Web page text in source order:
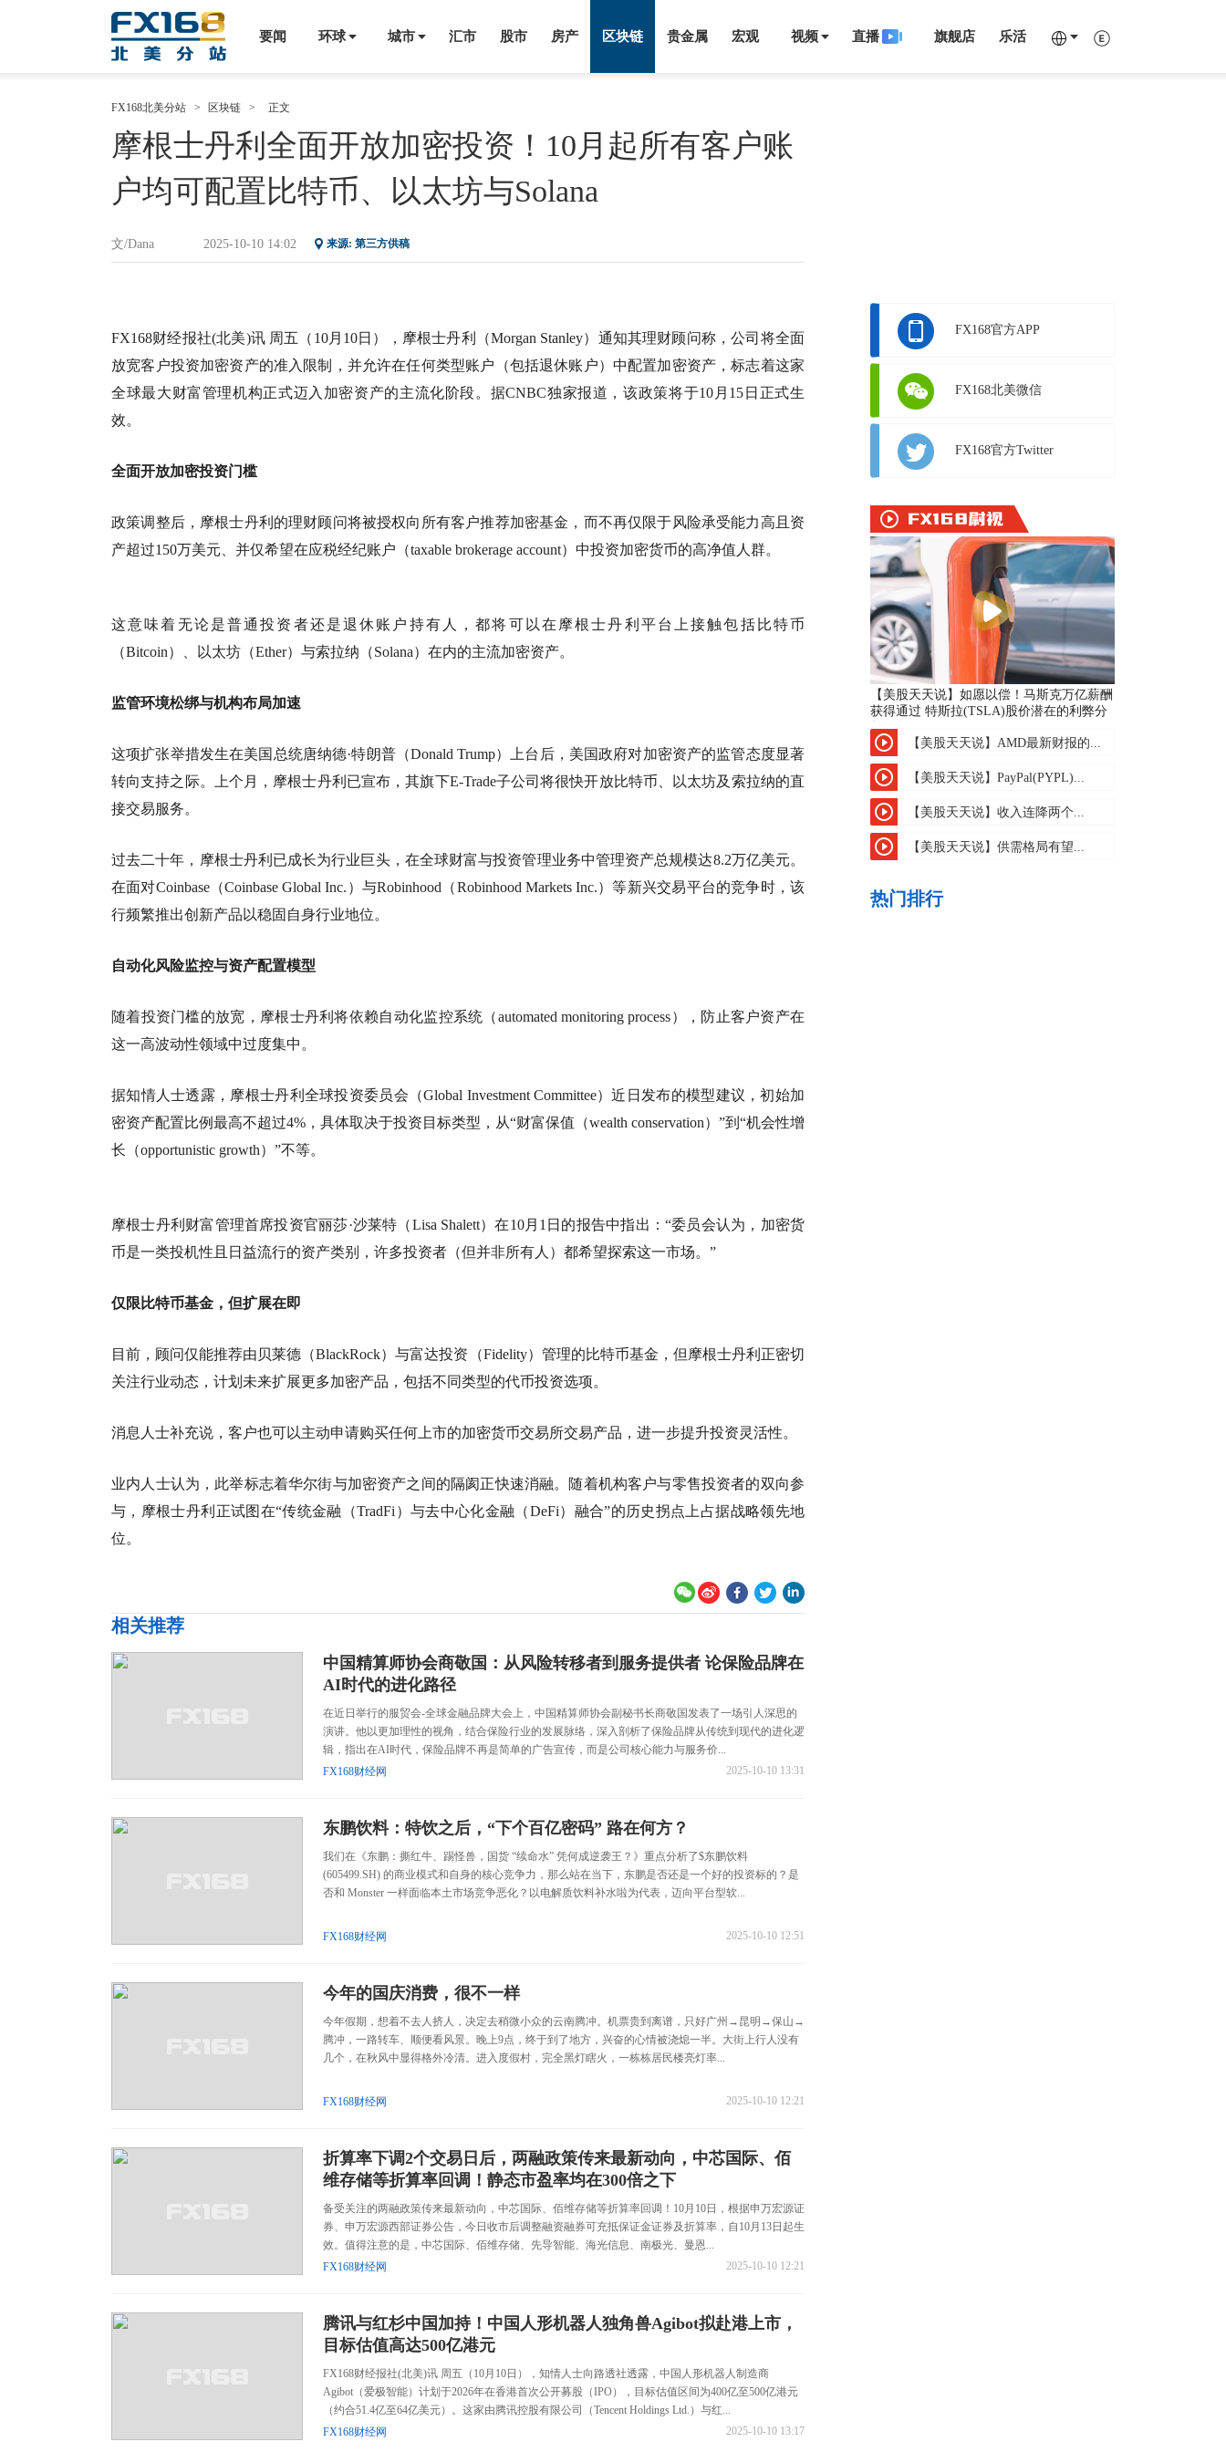
乐活
旗舰店
直播
视频
宏观
贵金属
区块链
房产
股市
汇市
城市
环球
要闻
FX168北美分站 > 区块链 > 正文
摩根士丹利全面开放加密投资！10月起所有客户账
户均可配置比特币、以太坊与Solana
文/Dana 2025-10-10 14:02 来源: 第三方供稿
FX168财经报社(北美)讯 周五（10月10日），摩根士丹利（Morgan Stanley）通知其理财顾问称，公司将全面
放宽客户投资加密资产的准入限制，并允许在任何类型账户（包括退休账户）中配置加密资产，标志着这家
全球最大财富管理机构正式迈入加密资产的主流化阶段。据CNBC独家报道，该政策将于10月15日正式生
效。
全面开放加密投资门槛
政策调整后，摩根士丹利的理财顾问将被授权向所有客户推荐加密基金，而不再仅限于风险承受能力高且资
产超过150万美元、并仅希望在应税经纪账户（taxable brokerage account）中投资加密货币的高净值人群。
这意味着无论是普通投资者还是退休账户持有人，都将可以在摩根士丹利平台上接触包括比特币
（Bitcoin）、以太坊（Ether）与索拉纳（Solana）在内的主流加密资产。
监管环境松绑与机构布局加速
这项扩张举措发生在美国总统唐纳德·特朗普（Donald Trump）上台后，美国政府对加密资产的监管态度显著
转向支持之际。上个月，摩根士丹利已宣布，其旗下E-Trade子公司将很快开放比特币、以太坊及索拉纳的直
接交易服务。
过去二十年，摩根士丹利已成长为行业巨头，在全球财富与投资管理业务中管理资产总规模达8.2万亿美元。
在面对Coinbase（Coinbase Global Inc.）与Robinhood（Robinhood Markets Inc.）等新兴交易平台的竞争时，该
行频繁推出创新产品以稳固自身行业地位。
自动化风险监控与资产配置模型
随着投资门槛的放宽，摩根士丹利将依赖自动化监控系统（automated monitoring process），防止客户资产在
这一高波动性领域中过度集中。
据知情人士透露，摩根士丹利全球投资委员会（Global Investment Committee）近日发布的模型建议，初始加
密资产配置比例最高不超过4%，具体取决于投资目标类型，从“财富保值（wealth conservation）”到“机会性增
长（opportunistic growth）”不等。
摩根士丹利财富管理首席投资官丽莎·沙莱特（Lisa Shalett）在10月1日的报告中指出：“委员会认为，加密货
币是一类投机性且日益流行的资产类别，许多投资者（但并非所有人）都希望探索这一市场。”
仅限比特币基金，但扩展在即
目前，顾问仅能推荐由贝莱德（BlackRock）与富达投资（Fidelity）管理的比特币基金，但摩根士丹利正密切
关注行业动态，计划未来扩展更多加密产品，包括不同类型的代币投资选项。
消息人士补充说，客户也可以主动申请购买任何上市的加密货币交易所交易产品，进一步提升投资灵活性。
业内人士认为，此举标志着华尔街与加密资产之间的隔阂正快速消融。随着机构客户与零售投资者的双向参
与，摩根士丹利正试图在“传统金融（TradFi）与去中心化金融（DeFi）融合”的历史拐点上占据战略领先地
位。
相关推荐
中国精算师协会商敬国：从风险转移者到服务提供者 论保险品牌在
AI时代的进化路径
在近日举行的服贸会-全球金融品牌大会上，中国精算师协会副秘书长商敬国发表了一场引人深思的
演讲。他以更加理性的视角，结合保险行业的发展脉络，深入剖析了保险品牌从传统到现代的进化逻
辑，指出在AI时代，保险品牌不再是简单的广告宣传，而是公司核心能力与服务价...
2025-10-10 13:31
FX168财经网
东鹏饮料：特饮之后，“下个百亿密码” 路在何方？
我们在《东鹏：撕红牛、踢怪兽，国货 “续命水” 凭何成逆袭王？》重点分析了$东鹏饮料
(605499.SH) 的商业模式和自身的核心竞争力，那么站在当下，东鹏是否还是一个好的投资标的？是
否和 Monster 一样面临本土市场竞争恶化？以电解质饮料补水啦为代表，迈向平台型软...
2025-10-10 12:51
FX168财经网
今年的国庆消费，很不一样
今年假期，想着不去人挤人，决定去稍微小众的云南腾冲。机票贵到离谱，只好广州→昆明→保山→
腾冲，一路转车、顺便看风景。晚上9点，终于到了地方，兴奋的心情被浇熄一半。大街上行人没有
几个，在秋风中显得格外冷清。进入度假村，完全黑灯瞎火，一栋栋居民楼亮灯率...
2025-10-10 12:21
FX168财经网
折算率下调2个交易日后，两融政策传来最新动向，中芯国际、佰
维存储等折算率回调！静态市盈率均在300倍之下
备受关注的两融政策传来最新动向，中芯国际、佰维存储等折算率回调！10月10日，根据申万宏源证
券、申万宏源西部证券公告，今日收市后调整融资融券可充抵保证金证券及折算率，自10月13日起生
效。值得注意的是，中芯国际、佰维存储、先导智能、海光信息、南极光、曼恩...
2025-10-10 12:21
FX168财经网
腾讯与红杉中国加持！中国人形机器人独角兽Agibot拟赴港上市，
目标估值高达500亿港元
FX168财经报社(北美)讯 周五（10月10日），知情人士向路透社透露，中国人形机器人制造商
Agibot（爱极智能）计划于2026年在香港首次公开募股（IPO），目标估值区间为400亿至500亿港元
（约合51.4亿至64亿美元）。这家由腾讯控股有限公司（Tencent Holdings Ltd.）与红...
2025-10-10 13:17
FX168财经网
FX168官方APP
FX168北美微信
FX168官方Twitter
【美股天天说】如愿以偿！马斯克万亿薪酬
获得通过 特斯拉(TSLA)股价潜在的利弊分
析
【美股天天说】AMD最新财报的...
【美股天天说】PayPal(PYPL)...
【美股天天说】收入连降两个...
【美股天天说】供需格局有望...
热门排行